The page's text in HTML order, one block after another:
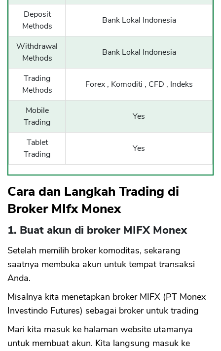
Deposit
Methods
Bank Lokal Indonesia
Withdrawal
Methods
Bank Lokal Indonesia
Trading
Methods
Forex , Komoditi , CFD , Indeks
Mobile
Trading
Yes
Tablet
Trading
Yes
Cara dan Langkah Trading di
Broker MIfx Monex
1. Buat akun di broker MIFX Monex
Setelah memilih broker komoditas, sekarang
saatnya membuka akun untuk tempat transaksi
Anda.
Misalnya kita menetapkan broker MIFX (PT Monex
Investindo Futures) sebagai broker untuk trading
Mari kita masuk ke halaman website utamanya
untuk membuat akun. Kita langsung masuk ke